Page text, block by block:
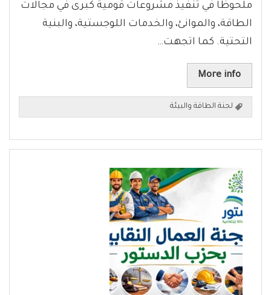
ملحوظًا في تنفيذ مشروعات قومية كبرى في مجالات
الطاقة، والموانئ، والخدمات اللوجستية، والبنية
التحتية. كما اتجهت…
More info
لجنة الطاقة والبيئة